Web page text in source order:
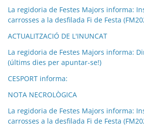
La regidoria de Festes Majors informa:
carrosses a la desfilada Fi de Festa
ACTUALITZACIÓ DE L'INUNCAT
La regidoria de Festes Majors informa:
(últims dies per apuntar-se!)
CESPORT informa:
NOTA NECROLÒGICA
La regidoria de Festes Majors informa:
carrosses a la desfilada Fi de Festa